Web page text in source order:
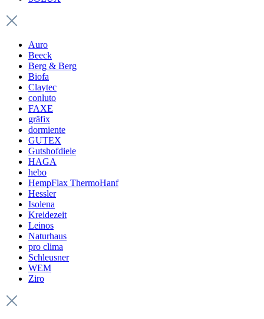
Auro
Beeck
Berg & Berg
Biofa
Claytec
conluto
FAXE
gräfix
dormiente
GUTEX
Gutshofdiele
HAGA
hebo
HempFlax ThermoHanf
Hessler
Isolena
Kreidezeit
Leinos
Naturhaus
pro clima
Schleusner
WEM
Ziro